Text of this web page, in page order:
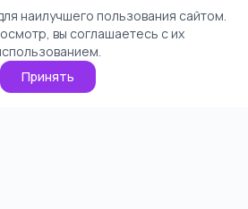
наилучшего пользования сайтом.
вы соглашаетесь с их
Принять